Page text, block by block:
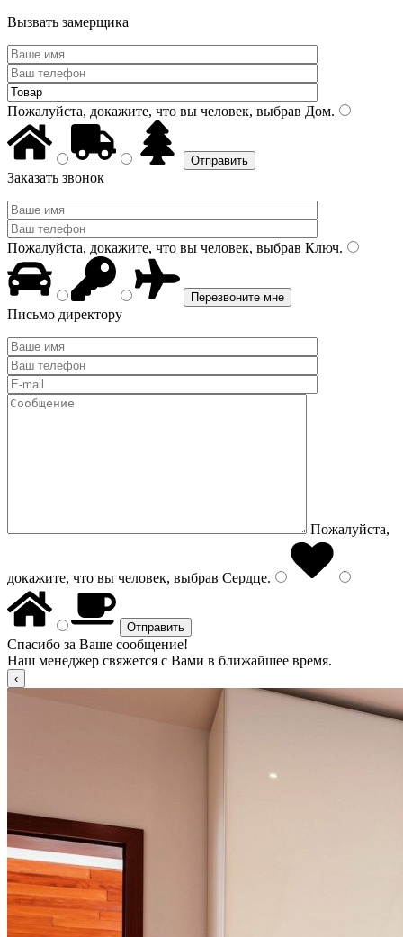
Вызвать замерщика
Пожалуйста, докажите, что вы человек, выбрав Дом.
Заказать звонок
Пожалуйста, докажите, что вы человек, выбрав Ключ.
Письмо директору
Пожалуйста,
докажите, что вы человек, выбрав Сердце.
Спасибо за Ваше сообщение!
Наш менеджер свяжется с Вами в ближайшее время.